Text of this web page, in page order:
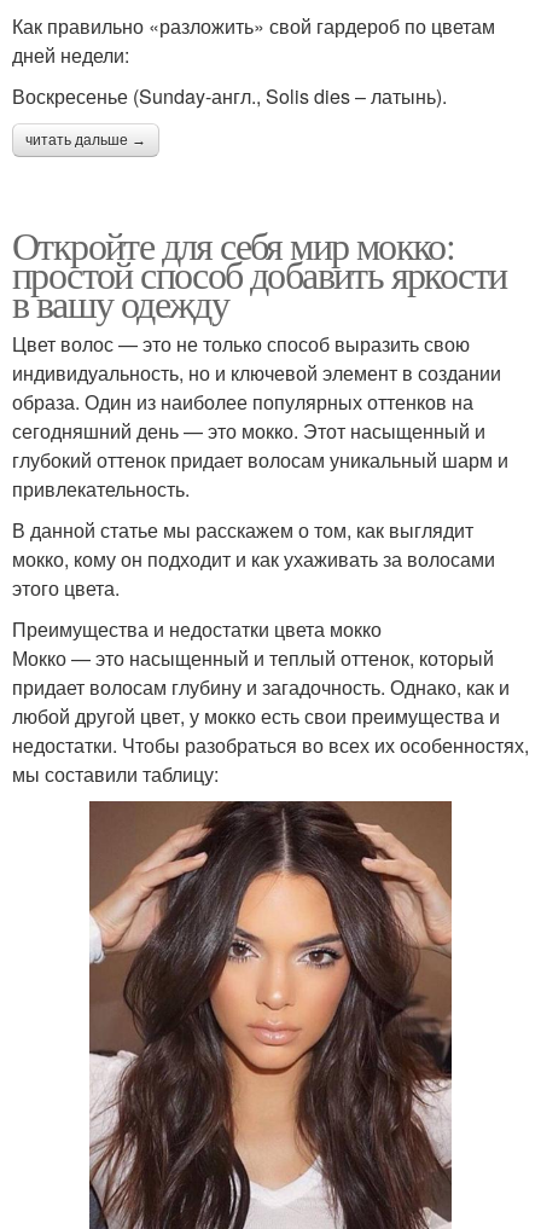
Как правильно «разложить» свой гардероб по цветам
дней недели:
Воскресенье (Sunday-англ., Solis dies – латынь).
читать дальше →
Откройте для себя мир мокко:
простой способ добавить яркости
в вашу одежду
Цвет волос — это не только способ выразить свою
индивидуальность, но и ключевой элемент в создании
образа. Один из наиболее популярных оттенков на
сегодняшний день — это мокко. Этот насыщенный и
глубокий оттенок придает волосам уникальный шарм и
привлекательность.
В данной статье мы расскажем о том, как выглядит
мокко, кому он подходит и как ухаживать за волосами
этого цвета.
Преимущества и недостатки цвета мокко
Мокко — это насыщенный и теплый оттенок, который
придает волосам глубину и загадочность. Однако, как и
любой другой цвет, у мокко есть свои преимущества и
недостатки. Чтобы разобраться во всех их особенностях,
мы составили таблицу: